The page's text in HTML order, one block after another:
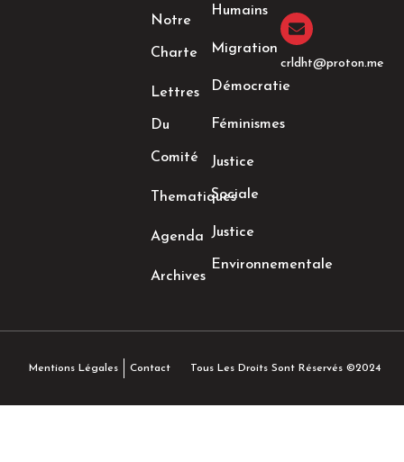
Notre
Charte
Lettres
Du
Comité
Thematiques
Agenda
Archives
Humains
Migration
Démocratie
Féminismes
Justice
Sociale
Justice
Environnementale
crldht@proton.me
Mentions Légales Contact Tous Les Droits Sont Réservés ©2024